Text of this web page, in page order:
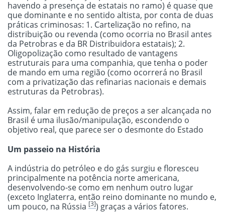
havendo a presença de estatais no ramo) é quase que
que dominante e no sentido altista, por conta de duas
práticas criminosas: 1. Cartelização no refino, na
distribuição ou revenda (como ocorria no Brasil antes
da Petrobras e da BR Distribuidora estatais); 2.
Oligopolização como resultado de vantagens
estruturais para uma companhia, que tenha o poder
de mando em uma região (como ocorrerá no Brasil
com a privatização das refinarias nacionais e demais
estruturas da Petrobras).
Assim, falar em redução de preços a ser alcançada no
Brasil é uma ilusão/manipulação, escondendo o
objetivo real, que parece ser o desmonte do Estado
Um passeio na História
A indústria do petróleo e do gás surgiu e floresceu
principalmente na potência norte americana,
desenvolvendo-se como em nenhum outro lugar
(exceto Inglaterra, então reino dominante no mundo e,
um pouco, na Rússia [3]) graças a vários fatores.